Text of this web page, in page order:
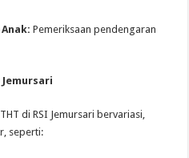
Pemeriksaan pendengaran
di RSI Jemursari bervariasi,
seperti: